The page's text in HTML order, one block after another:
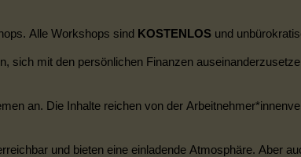
Alle Workshops sind KOSTENLOS und
sich mit den persönlichen Finanzen
an. Die Inhalte reichen von der Arbeitnehmer*
und bieten eine einladende Atmosphäre. Aber